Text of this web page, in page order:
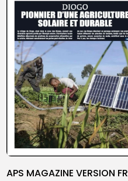
APS MAGAZINE VERSION FR